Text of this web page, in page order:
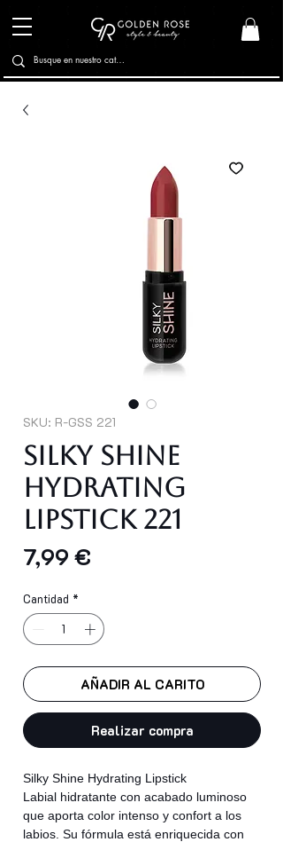
SKU: R-GSS 221
Silky Shine
Hydrating
Lipstick 221
7,99 €
Cantidad *
AÑADIR AL CARITO
Realizar compra
Silky Shine Hydrating Lipstick
Labial hidratante con acabado luminoso
que aporta color intenso y confort a los
labios. Su fórmula está enriquecida con